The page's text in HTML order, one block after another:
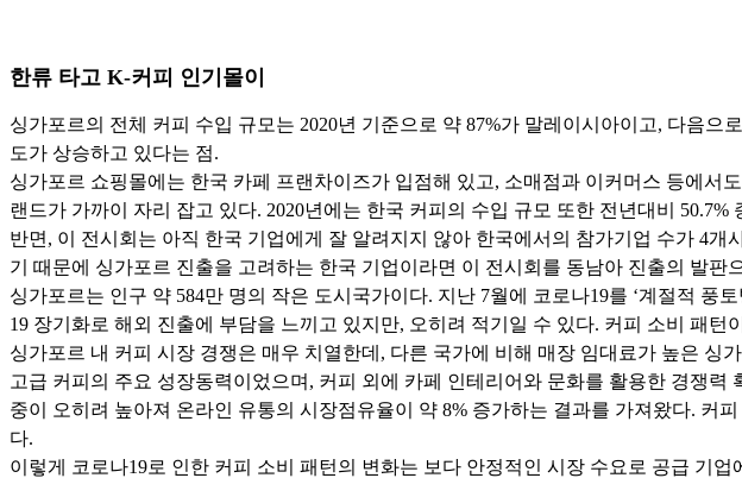
한류 타고 K-커피 인기몰이
싱가포르의 전체 커피 수입 규모는 2020년 기준으로 약 87%가 말레이시아이고, 다음으
도가 상승하고 있다는 점.
싱가포르 쇼핑몰에는 한국 카페 프랜차이즈가 입점해 있고, 소매점과 이커머스 등에서
랜드가 가까이 자리 잡고 있다. 2020년에는 한국 커피의 수입 규모 또한 전년대비 50.7%
반면, 이 전시회는 아직 한국 기업에게 잘 알려지지 않아 한국에서의 참가기업 수가 4
기 때문에 싱가포르 진출을 고려하는 한국 기업이라면 이 전시회를 동남아 진출의 발판
싱가포르는 인구 약 584만 명의 작은 도시국가이다. 지난 7월에 코로나19를 ‘계절적
19 장기화로 해외 진출에 부담을 느끼고 있지만, 오히려 적기일 수 있다. 커피 소비 패턴
싱가포르 내 커피 시장 경쟁은 매우 치열한데, 다른 국가에 비해 매장 임대료가 높은
고급 커피의 주요 성장동력이었으며, 커피 외에 카페 인테리어와 문화를 활용한 경쟁
중이 오히려 높아져 온라인 유통의 시장점유율이 약 8% 증가하는 결과를 가져왔다. 커
다.
이렇게 코로나19로 인한 커피 소비 패턴의 변화는 보다 안정적인 시장 수요로 공급 기